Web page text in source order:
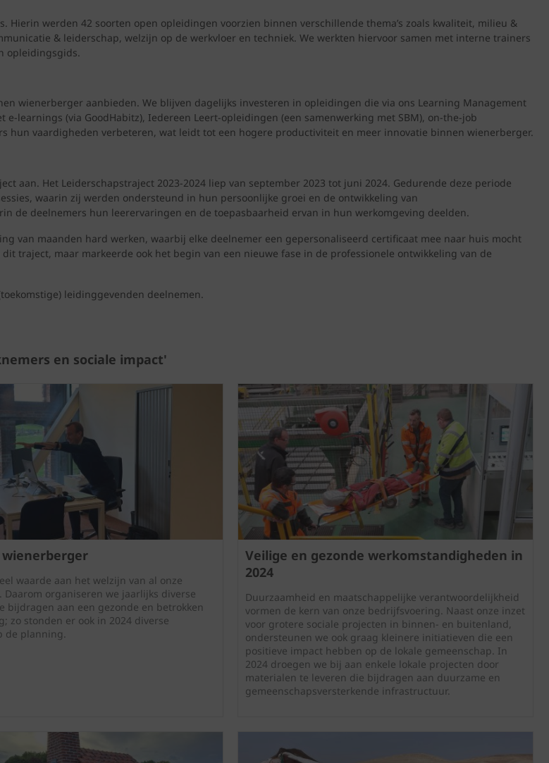
werden 42 soorten open opleidingen voorzien binnen verschillende thema’s zoals kwaliteit, milieu &
& leiderschap, welzijn op de werkvloer en techniek. We werkten hiervoor samen met interne trainers
opleidingsgids.
wienerberger aanbieden. We blijven dagelijks investeren in opleidingen die via ons Learning Management
learnings (via GoodHabitz), Iedereen Leert-opleidingen (een samenwerking met SBM), on-the-job
hun vaardigheden verbeteren, wat leidt tot een hogere productiviteit en meer innovatie binnen wienerberger.
aan. Het Leiderschapstraject 2023-2024 liep van september 2023 tot juni 2024. Gedurende deze periode
waarin zij werden ondersteund in hun persoonlijke groei en de ontwikkeling van
de deelnemers hun leerervaringen en de toepasbaarheid ervan in hun werkomgeving deelden.
van maanden hard werken, waarbij elke deelnemer een gepersonaliseerd certificaat mee naar huis mocht
traject, maar markeerde ook het begin van een nieuwe fase in de professionele ontwikkeling van de
leidinggevenden deelnemen.
en sociale impact'
waarde aan het welzijn van al onze
Daarom organiseren we jaarlijks diverse
bijdragen aan een gezonde en betrokken
zo stonden er ook in 2024 diverse
de planning.
Veilige en gezonde werkomstandigheden in
2024
Duurzaamheid en maatschappelijke verantwoordelijkheid
vormen de kern van onze bedrijfsvoering. Naast onze inzet
voor grotere sociale projecten in binnen- en buitenland,
ondersteunen we ook graag kleinere initiatieven die een
positieve impact hebben op de lokale gemeenschap. In
2024 droegen we bij aan enkele lokale projecten door
materialen te leveren die bijdragen aan duurzame en
gemeenschapsversterkende infrastructuur.